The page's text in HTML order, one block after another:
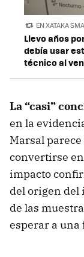
EN XATAKA
Llevo años
debía usar
técnico al
La “casi”
en la
Marsal
convertirse
impacto
del origen del
de las
esperar a una